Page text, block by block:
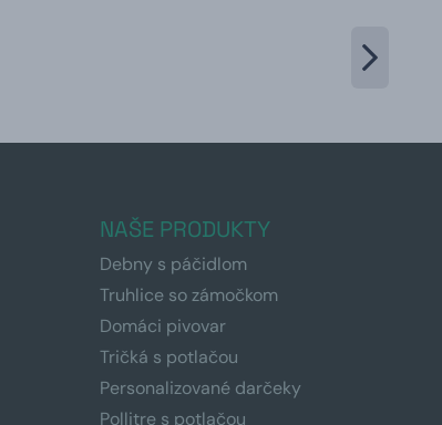
NAŠE PRODUKTY
Debny s páčidlom
Truhlice so zámočkom
Domáci pivovar
Tričká s potlačou
Personalizované darčeky
Pollitre s potlačou